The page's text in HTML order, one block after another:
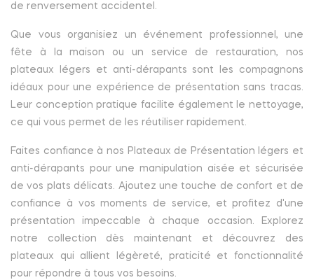
de renversement accidentel.
Que vous organisiez un événement professionnel, une
fête à la maison ou un service de restauration, nos
plateaux légers et anti-dérapants sont les compagnons
idéaux pour une expérience de présentation sans tracas.
Leur conception pratique facilite également le nettoyage,
ce qui vous permet de les réutiliser rapidement.
Faites confiance à nos Plateaux de Présentation légers et
anti-dérapants pour une manipulation aisée et sécurisée
de vos plats délicats. Ajoutez une touche de confort et de
confiance à vos moments de service, et profitez d'une
présentation impeccable à chaque occasion. Explorez
notre collection dès maintenant et découvrez des
plateaux qui allient légèreté, praticité et fonctionnalité
pour répondre à tous vos besoins.